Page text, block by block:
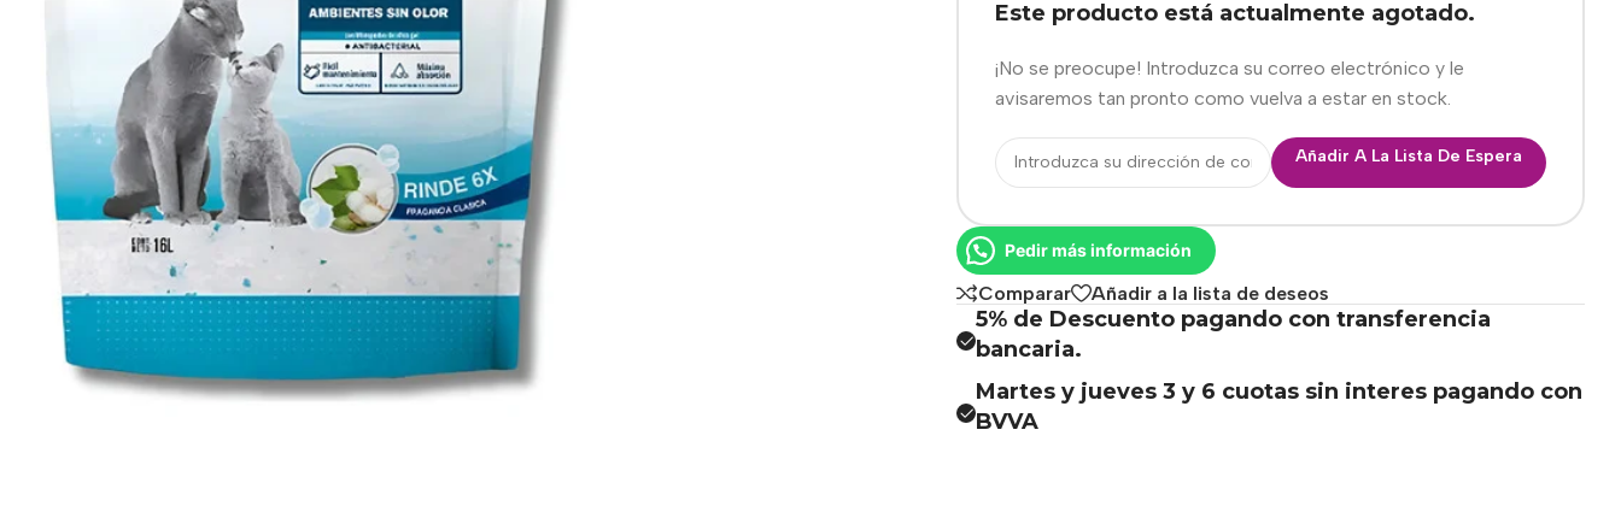
Este producto está actualmente agotado.
¡No se preocupe! Introduzca su correo electrónico y le
avisaremos tan pronto como vuelva a estar en stock.
Añadir A La Lista De Espera
Pedir más información
Comparar Añadir a la lista de deseos
5% de Descuento pagando con transferencia
bancaria.
Martes y jueves 3 y 6 cuotas sin interes pagando con
BVVA